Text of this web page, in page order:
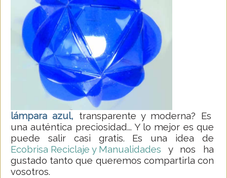
lámpara azul, transparente y moderna? Es
una auténtica preciosidad... Y lo mejor es que
puede salir casi gratis. Es una idea de
Ecobrisa Reciclaje y Manualidades y nos ha
gustado tanto que queremos compartirla con
vosotros.